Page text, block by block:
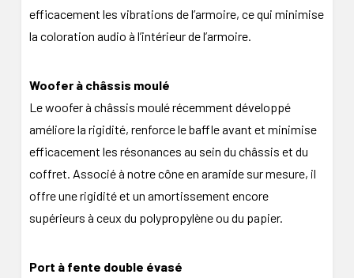
efficacement les vibrations de l’armoire, ce qui minimise
la coloration audio à l’intérieur de l’armoire.
Woofer à châssis moulé
Le woofer à châssis moulé récemment développé
améliore la rigidité, renforce le baffle avant et minimise
efficacement les résonances au sein du châssis et du
coffret. Associé à notre cône en aramide sur mesure, il
offre une rigidité et un amortissement encore
supérieurs à ceux du polypropylène ou du papier.
Port à fente double évasé